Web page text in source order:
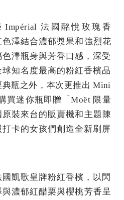
Impérial 法國酩悅玫瑰香
色澤結合濃郁漿果和強烈花
澤瓶身與芳香口感，深受
球知名度最高的粉紅香檳品
典瓶之外，本次更推出 Mini
買迷你瓶即贈「Moët 限量
裝來台的販賣機和主題陳
卡的女孩們創造全新刷 屏
凱歌皇牌粉紅香檳， 以閃
濃郁紅醋栗與櫻桃芳香呈